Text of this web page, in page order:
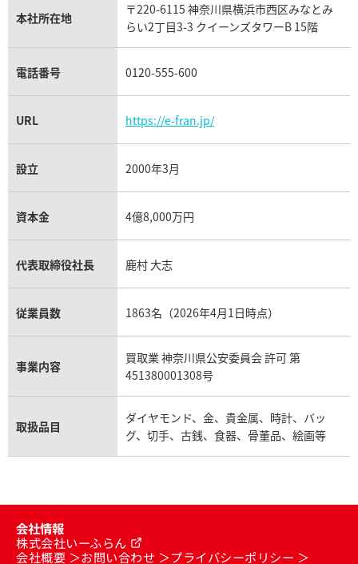
パネライ買取
チューダー（チュードル）買取
本社所在地
〒220-6115 神奈川県横浜市西区みなとみ
らい2丁目3-3 クイーンズタワーB 15階
電話番号 0120-555-600
URL https://e-fran.jp/
設立 2000年3月
資本金 4億8,000万円
代表取締役社長 鹿村 大志
従業員数 1863名（2026年4月1日時点）
事業内容
買取業 神奈川県公安委員会 許可 第
451380001308号
取扱品目
ダイヤモンド、金、貴金属、時計、バッ
グ、切手、古銭、食器、骨董品、絵画等
会社情報
株式会社いーふらん
会社概要
お問い合わせ
プライバシーポリシー